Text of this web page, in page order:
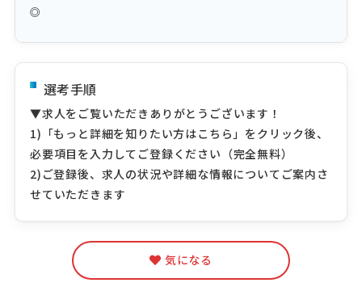
◎
選考手順
▼求人をご覧いただきありがとうございます！
1)「もっと詳細を知りたい方はこちら」をクリック後、
必要項目を入力してご登録ください（完全無料）
2)ご登録後、求人の状況や詳細な情報についてご案内さ
せていただきます
気になる